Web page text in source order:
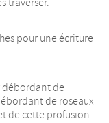
traverser.
pour une écriture
débordant de
de roseaux
de cette profusion